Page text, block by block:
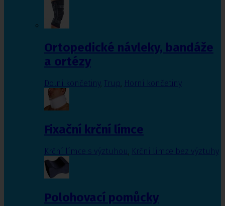
Ortopedické návleky, bandáže
a ortézy
Dolní končetiny, Trup, Horní končetiny
Fixační krční límce
Krční límce s výztuhou Krční límce bez výztuhy
Polohovací pomůcky